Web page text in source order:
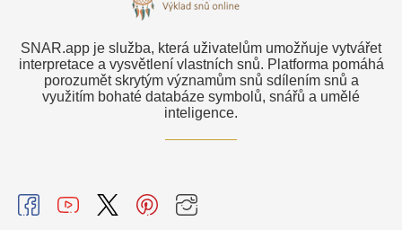
SNAR.app je služba, která uživatelům umožňuje vytvářet
interpretace a vysvětlení vlastních snů. Platforma pomáhá
porozumět skrytým významům snů sdílením snů a
využitím bohaté databáze symbolů, snářů a umělé
inteligence.